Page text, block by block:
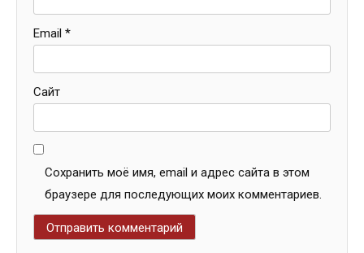
Email *
Сайт
Сохранить моё имя, email и адрес сайта в этом
браузере для последующих моих комментариев.